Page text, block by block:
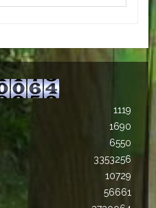
1119
1690
6550
3353256
10729
56661